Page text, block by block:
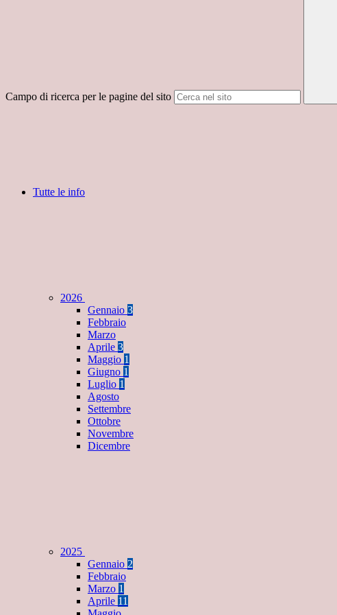
Campo di ricerca per le pagine del sito
Tutte le info
2026
Gennaio 3
Febbraio
Marzo
Aprile 3
Maggio 1
Giugno 1
Luglio 1
Agosto
Settembre
Ottobre
Novembre
Dicembre
2025
Gennaio 2
Febbraio
Marzo 1
Aprile 11